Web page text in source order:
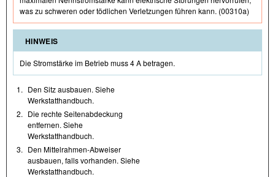
was zu schweren oder tödlichen Verletzungen führen kann. (00310a)
HINWEIS
Die Stromstärke im Betrieb muss 4 A betragen.
1. Den Sitz ausbauen. Siehe
Werkstatthandbuch.
2. Die rechte Seitenabdeckung
entfernen. Siehe
Werkstatthandbuch.
3. Den Mittelrahmen-Abweiser
ausbauen, falls vorhanden. Siehe
Werkstatthandbuch.